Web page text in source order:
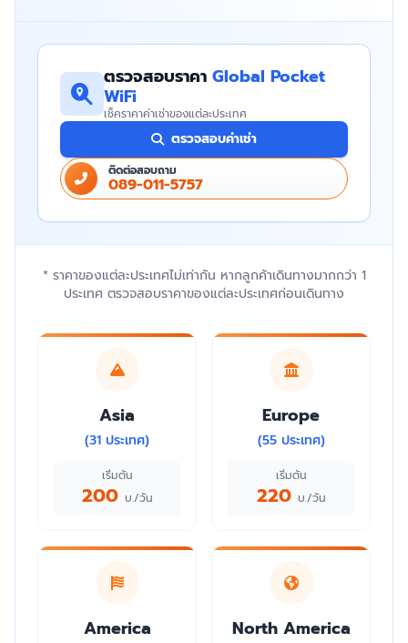
ตรวจสอบราคา Global Pocket
WiFi
เช็คราคาค่าเช่าของแต่ละประเทศ
ตรวจสอบค่าเช่า
ติดต่อสอบถาม
089-011-5757
* ราคาของแต่ละประเทศไม่เท่ากัน หากลูกค้าเดินทางมากกว่า 1
ประเทศ ตรวจสอบราคาของแต่ละประเทศก่อนเดินทาง
Asia
(31 ประเทศ)
เริ่มต้น
200 บ./วัน
Europe
(55 ประเทศ)
เริ่มต้น
220 บ./วัน
America North America